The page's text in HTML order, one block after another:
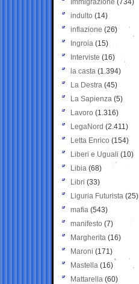
Immigrazione (734)
indulto (14)
inflazione (26)
Ingroia (15)
Interviste (16)
la casta (1.394)
La Destra (45)
La Sapienza (5)
Lavoro (1.316)
LegaNord (2.411)
Letta Enrico (154)
Liberi e Uguali (10)
Libia (68)
Libri (33)
Liguria Futurista (25)
mafia (543)
manifesto (7)
Margherita (16)
Maroni (171)
Mastella (16)
Mattarella (60)